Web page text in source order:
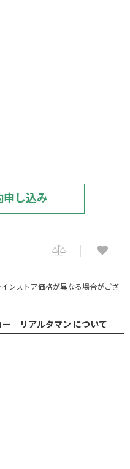
申し込み
ンストア価格が異なる場合がござ
ー リアルタマン について